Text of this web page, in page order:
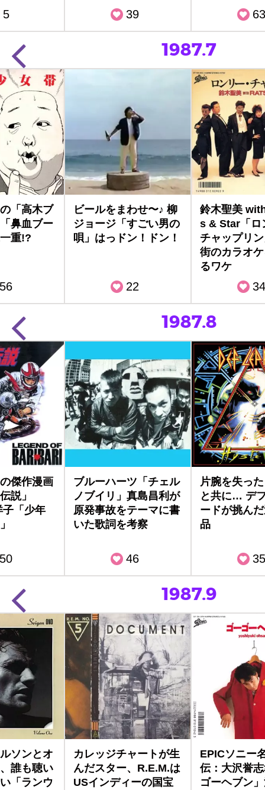
5 39 63
1987.7
「高木ブ
鼻血ブー
重!?
56
ビールをまわせ〜♪ 柳
ジョージ「すごい男の
唄」はっドン！ドン！
22
鈴木聖美
s & Star「ロ
チャップリ
街のカラオ
るワケ
34
1987.8
傑作漫画
説」
子「少年
50
ブルーハーツ「チェル
ノブイリ」真島昌利が
原発事故をテーマに書
いた歌詞を考察
46
片腕を失っ
と共に… デ
ードが挑ん
品
35
1987.9
ソンとオ
誰も聴い
「ランウ
カレッジチャートが生
んだスター、R.E.M.は
USインディーの国宝
EPICソニー
伝：大沢誉
ゴーヘブン